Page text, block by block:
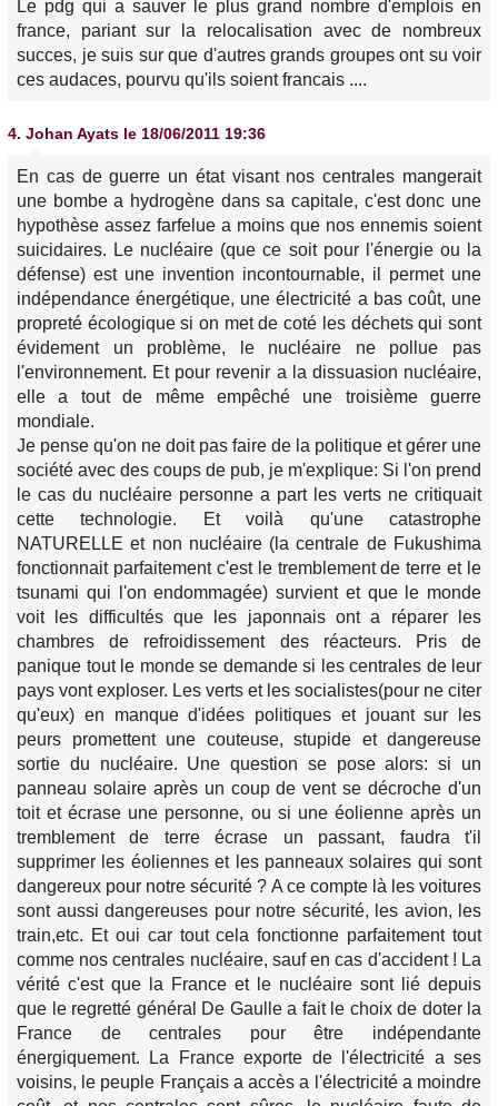
Le pdg qui a sauver le plus grand nombre d'emplois en
france, pariant sur la relocalisation avec de nombreux
succes, je suis sur que d'autres grands groupes ont su voir
ces audaces, pourvu qu'ils soient francais ....
4. Johan Ayats le 18/06/2011 19:36
En cas de guerre un état visant nos centrales mangerait
une bombe a hydrogène dans sa capitale, c'est donc une
hypothèse assez farfelue a moins que nos ennemis soient
suicidaires. Le nucléaire (que ce soit pour l'énergie ou la
défense) est une invention incontournable, il permet une
indépendance énergétique, une électricité a bas coût, une
propreté écologique si on met de coté les déchets qui sont
évidement un problème, le nucléaire ne pollue pas
l'environnement. Et pour revenir a la dissuasion nucléaire,
elle a tout de même empêché une troisième guerre
mondiale.
Je pense qu'on ne doit pas faire de la politique et gérer une
société avec des coups de pub, je m'explique: Si l'on prend
le cas du nucléaire personne a part les verts ne critiquait
cette technologie. Et voilà qu'une catastrophe
NATURELLE et non nucléaire (la centrale de Fukushima
fonctionnait parfaitement c'est le tremblement de terre et le
tsunami qui l'on endommagée) survient et que le monde
voit les difficultés que les japonnais ont a réparer les
chambres de refroidissement des réacteurs. Pris de
panique tout le monde se demande si les centrales de leur
pays vont exploser. Les verts et les socialistes(pour ne citer
qu'eux) en manque d'idées politiques et jouant sur les
peurs promettent une couteuse, stupide et dangereuse
sortie du nucléaire. Une question se pose alors: si un
panneau solaire après un coup de vent se décroche d'un
toit et écrase une personne, ou si une éolienne après un
tremblement de terre écrase un passant, faudra t'il
supprimer les éoliennes et les panneaux solaires qui sont
dangereux pour notre sécurité ? A ce compte là les voitures
sont aussi dangereuses pour notre sécurité, les avion, les
train,etc. Et oui car tout cela fonctionne parfaitement tout
comme nos centrales nucléaire, sauf en cas d'accident ! La
vérité c'est que la France et le nucléaire sont lié depuis
que le regretté général De Gaulle a fait le choix de doter la
France de centrales pour être indépendante
énergiquement. La France exporte de l'électricité a ses
voisins, le peuple Français a accès a l'électricité a moindre